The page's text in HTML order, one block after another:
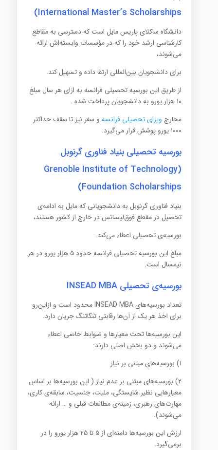
International Master’s Scholarships)
دانشگاه ساکلای پاریس مایل است که دسترسی به مقاطع
کارشناسی ارشد خود را که در مؤسسات وابسته‌اش ارائه
می‌شوند،
برای دانشجویان بین‌المللی ارتقا داده و تسهیل کند.
از طریق این بورسیه تحصیلی فرانسه به ازای هر سال مبلغ
۱۰ هزار یورو به دانشجویان پرداخت شده .
مخارج ویزای تحصیلی فرانسهو سفر نیز تا سقف حداکثر
۱۰۰۰ یورو پوشش قرار می‌گیرد.
بورسیه تحصیلی بنیاد فناوری گرنوبل
(Grenoble Institute of Technology
Foundation Scholarships)
بنیاد فناوری گرنوبل به دانشجویانی که مایل به ادامه‌ی
تحصیل در مقطع فوق‌لیسانس در خارج از کشور هستند،
بورسیه‌ی تحصیلی اعطاء می‌کند.
مبلغ این بورسیه تحصیلی فرانسه حدود ۵ هزار یورو در هر
نیمسال است.
بورسیه‌ی تحصیلی INSEAD MBA
تعداد بورسیه‌های INSEAD MBA محدود است و ازاین‌رو
برای اخذ هر یک از آن‌ها رقابتی تنگاتنگ جریان دارد.
این بورسیه‌ها تحت معیارها و ضوابط خاصی اعطاء
می‌شوند و دو بخش اصلی دارند:
۱) بورسیه‌های مبتنی بر نیاز
۲) بورسیه‌های مبتنی بر عدم نیاز ( این بورسیه‌ها بر اساس
معیارهایی نظیر شایستگی، ملیت، جنسیت، سابقه‌ی کاری،
مهارت‌های رهبری، زمینه‌ی مطالعات قبلی و … ارائه
می‌شوند).
ارزش این بورسیه‌ها دامنه‌ای از ۵ تا ۲۵ هزار یورو را در
برمی‌گیرد.